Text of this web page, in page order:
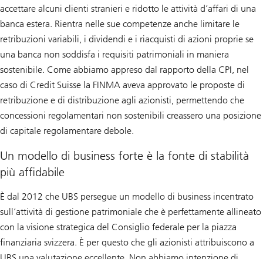
accettare alcuni clienti stranieri e ridotto le attività d’affari di una
banca estera. Rientra nelle sue competenze anche limitare le
retribuzioni variabili, i dividendi e i riacquisti di azioni proprie se
una banca non soddisfa i requisiti patrimoniali in maniera
sostenibile. Come abbiamo appreso dal rapporto della CPI, nel
caso di Credit Suisse la FINMA aveva approvato le proposte di
retribuzione e di distribuzione agli azionisti, permettendo che
concessioni regolamentari non sostenibili creassero una posizione
di capitale regolamentare debole.
Un modello di business forte è la fonte di stabilità
più affidabile
È dal 2012 che UBS persegue un modello di business incentrato
sull’attività di gestione patrimoniale che è perfettamente allineato
con la visione strategica del Consiglio federale per la piazza
finanziaria svizzera. È per questo che gli azionisti attribuiscono a